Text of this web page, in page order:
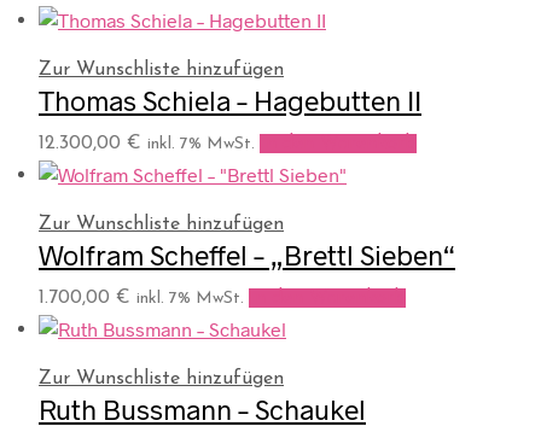
Zur Wunschliste hinzufügen
Thomas Schiela – Hagebutten II
12.300,00 € inkl. 7% MwSt.
Zur Wunschliste hinzufügen
Wolfram Scheffel – „Brettl Sieben“
1.700,00 € inkl. 7% MwSt.
Zur Wunschliste hinzufügen
Ruth Bussmann – Schaukel